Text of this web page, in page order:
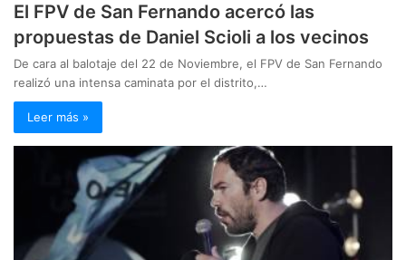
El FPV de San Fernando acercó las
propuestas de Daniel Scioli a los vecinos
De cara al balotaje del 22 de Noviembre, el FPV de San Fernando
realizó una intensa caminata por el distrito,…
Leer más »